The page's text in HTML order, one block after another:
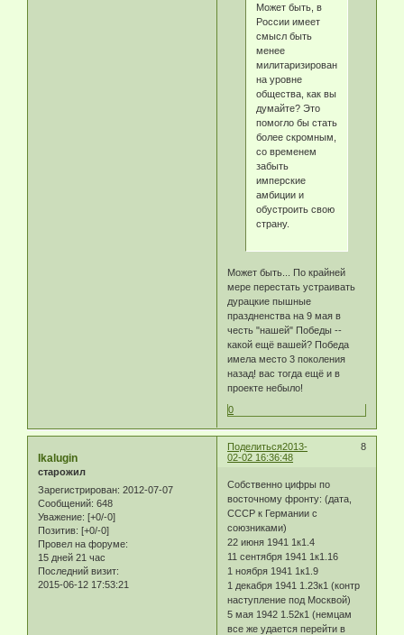
Может быть, в
России имеет
смысл быть
менее
милитаризированным
на уровне
общества, как вы
думайте? Это
помогло бы стать
более скромным,
со временем
забыть
имперские
амбиции и
обустроить свою
страну.
Может быть... По крайней
мере перестать устраивать
дурацкие пышные
праздненства на 9 мая в
честь "нашей" Победы --
какой ещё вашей? Победа
имела место 3 поколения
назад! вас тогда ещё и в
проекте небыло!
0
Поделиться 8
2013-
02-02 16:36:48
Ikalugin
старожил
Зарегистрирован: 2012-07-07
Сообщений: 648
Уважение: [+0/-0]
Позитив: [+0/-0]
Провел на форуме:
15 дней 21 час
Последний визит:
2015-06-12 17:53:21
Собственно цифры по
восточному фронту: (дата,
СССР к Германии с
союзниками)
22 июня 1941 1к1.4
11 сентября 1941 1к1.16
1 ноября 1941 1к1.9
1 декабря 1941 1.23к1 (контр
наступление под Москвой)
5 мая 1942 1.52к1 (немцам
все же удается перейти в